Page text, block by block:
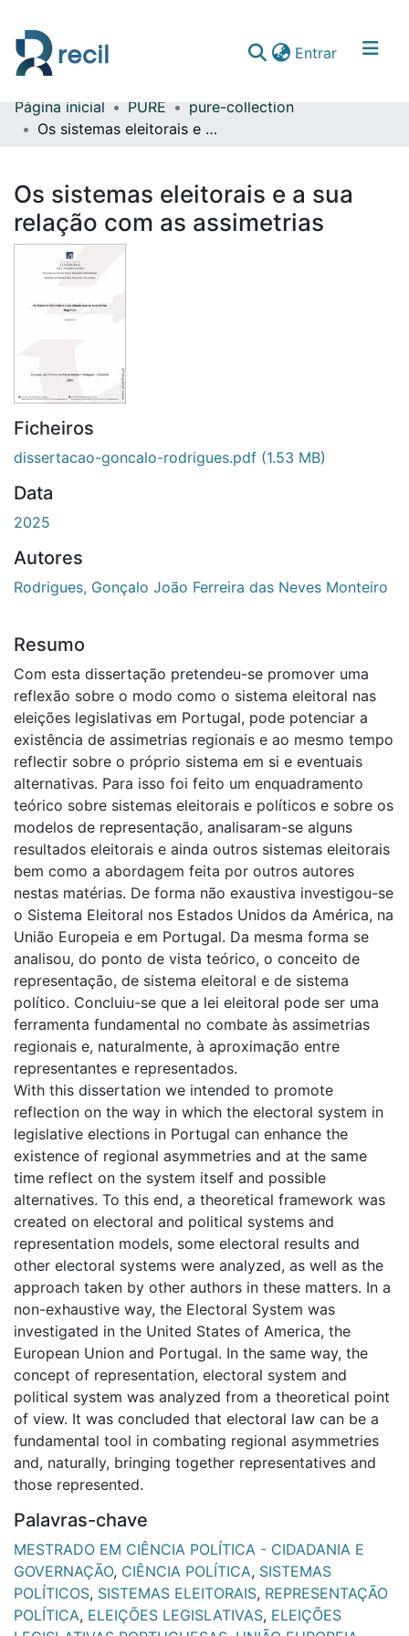
Entrar(current)
Comunidades & Coleções
Estatísticas
Página inicial PURE
pure-collection
Os sistemas eleitorais e a sua relação com as assimetrias
Os sistemas eleitorais e a sua
relação com as assimetrias
Ficheiros
dissertacao-goncalo-rodrigues.pdf (1.53 MB)
Data
2025
Autores
Rodrigues, Gonçalo João Ferreira das Neves Monteiro
Resumo
Com esta dissertação pretendeu-se promover uma
reflexão sobre o modo como o sistema eleitoral nas
eleições legislativas em Portugal, pode potenciar a
existência de assimetrias regionais e ao mesmo tempo
reflectir sobre o próprio sistema em si e eventuais
alternativas. Para isso foi feito um enquadramento
teórico sobre sistemas eleitorais e políticos e sobre os
modelos de representação, analisaram-se alguns
resultados eleitorais e ainda outros sistemas eleitorais
bem como a abordagem feita por outros autores
nestas matérias. De forma não exaustiva investigou-se
o Sistema Eleitoral nos Estados Unidos da América, na
União Europeia e em Portugal. Da mesma forma se
analisou, do ponto de vista teórico, o conceito de
representação, de sistema eleitoral e de sistema
político. Concluiu-se que a lei eleitoral pode ser uma
ferramenta fundamental no combate às assimetrias
regionais e, naturalmente, à aproximação entre
representantes e representados.
With this dissertation we intended to promote
reflection on the way in which the electoral system in
legislative elections in Portugal can enhance the
existence of regional asymmetries and at the same
time reflect on the system itself and possible
alternatives. To this end, a theoretical framework was
created on electoral and political systems and
representation models, some electoral results and
other electoral systems were analyzed, as well as the
approach taken by other authors in these matters. In a
non-exhaustive way, the Electoral System was
investigated in the United States of America, the
European Union and Portugal. In the same way, the
concept of representation, electoral system and
political system was analyzed from a theoretical point
of view. It was concluded that electoral law can be a
fundamental tool in combating regional asymmetries
and, naturally, bringing together representatives and
those represented.
Palavras-chave
MESTRADO EM CIÊNCIA POLÍTICA - CIDADANIA E
GOVERNAÇÃO, CIÊNCIA POLÍTICA, SISTEMAS
POLÍTICOS, SISTEMAS ELEITORAIS, REPRESENTAÇÃO
POLÍTICA, ELEIÇÕES LEGISLATIVAS, ELEIÇÕES